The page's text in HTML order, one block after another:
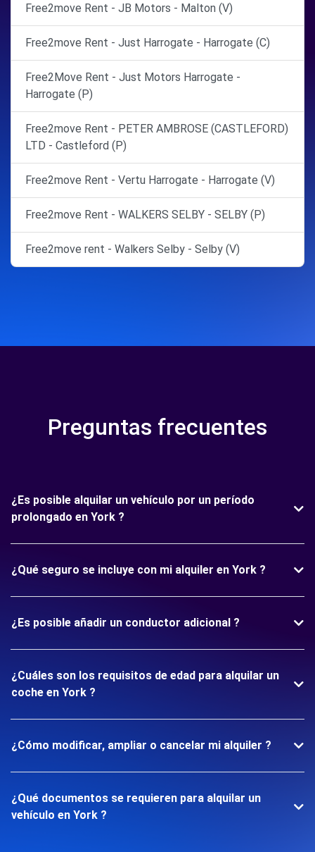
Free2move Rent - JB Motors - Malton (V)
Free2move Rent - Just Harrogate - Harrogate (C)
Free2Move Rent - Just Motors Harrogate -
Harrogate (P)
Free2move Rent - PETER AMBROSE (CASTLEFORD)
LTD - Castleford (P)
Free2move Rent - Vertu Harrogate - Harrogate (V)
Free2move Rent - WALKERS SELBY - SELBY (P)
Free2move rent - Walkers Selby - Selby (V)
Preguntas frecuentes
¿Es posible alquilar un vehículo por un período
prolongado en York ?
¿Qué seguro se incluye con mi alquiler en York ?
¿Es posible añadir un conductor adicional ?
¿Cuáles son los requisitos de edad para alquilar un
coche en York ?
¿Cómo modificar, ampliar o cancelar mi alquiler ?
¿Qué documentos se requieren para alquilar un
vehículo en York ?